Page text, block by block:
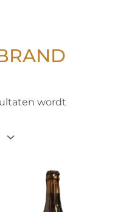
wordt